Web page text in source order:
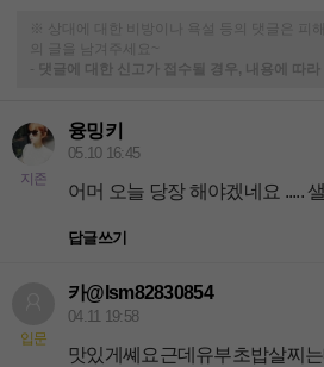
※ 상대에 대한 비방이나 욕설 등의 댓글은 피
의 글을 남겨주세요~
-
댓글에 대한 신고가 접수될 경우, 내용에 따
지존
융밍키
05.10 16:45
어머 오늘 당장 해야겠네요 .....
답글쓰기
입문
카@lsm82830854
04.11 19:58
맛있게쎼요근데유부초밥살찌